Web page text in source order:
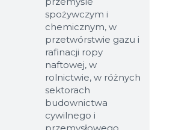
spożywczym i
chemicznym, w
przetwórstwie gazu i
rafinacji ropy
naftowej, w
rolnictwie, w różnych
sektorach
budownictwa
cywilnego i
przemysłowego